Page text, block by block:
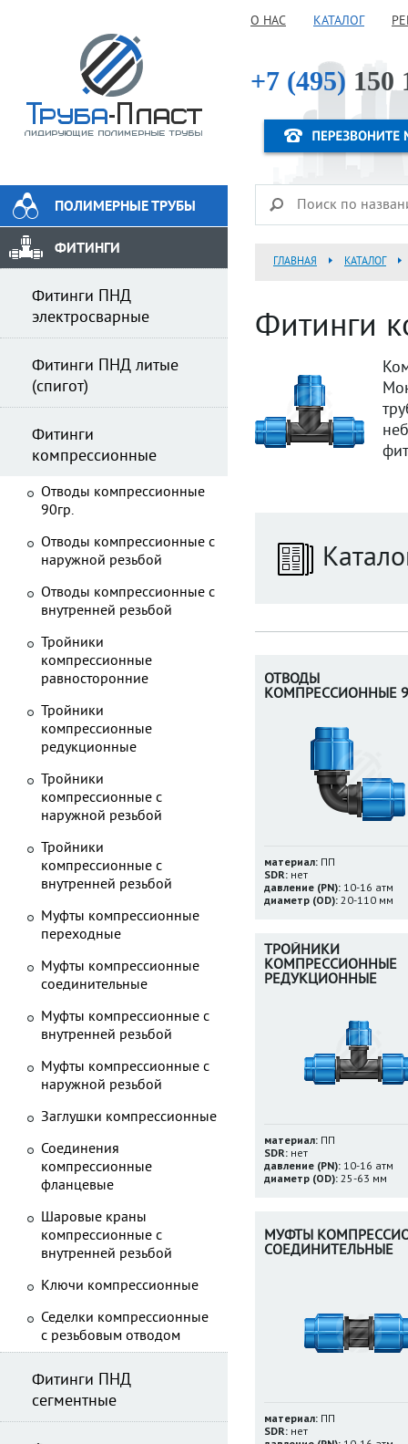
О НАС КАТАЛОГ
+7 (495) 150
ГЛАВНАЯ КАТАЛОГ
Фитинги
ОТВОДЫ
КОМПРЕССИОННЫЕ
материал: ПП
SDR: нет
давление (PN): 10-16 атм
диаметр (OD): 20-110 мм
ТРОЙНИКИ
КОМПРЕССИОННЫЕ
РЕДУКЦИОННЫЕ
материал: ПП
SDR: нет
давление (PN): 10-16 атм
диаметр (OD): 25-63 мм
МУФТЫ
СОЕДИНИТЕЛЬНЫЕ
материал: ПП
SDR: нет
ПОЛИМЕРНЫЕ ТРУБЫ
ФИТИНГИ
Фитинги ПНД
электросварные
Фитинги ПНД литые
(спигот)
Фитинги
компрессионные
Отводы компрессионные
90гр.
Отводы компрессионные с
наружной резьбой
Отводы компрессионные с
внутренней резьбой
Тройники
компрессионные
равносторонние
Тройники
компрессионные
редукционные
Тройники
компрессионные с
наружной резьбой
Тройники
компрессионные с
внутренней резьбой
Муфты компрессионные
переходные
Муфты компрессионные
соединительные
Муфты компрессионные с
внутренней резьбой
Муфты компрессионные с
наружной резьбой
Заглушки компрессионные
Соединения
компрессионные
фланцевые
Шаровые краны
компрессионные с
внутренней резьбой
Ключи компрессионные
Седелки компрессионные
с резьбовым отводом
Фитинги ПНД
сегментные